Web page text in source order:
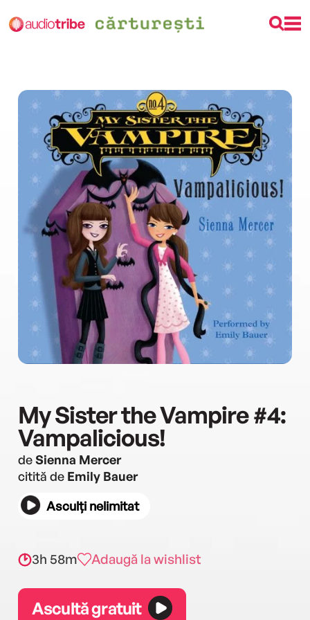
My Sister the Vampire #4:
Vampalicious!
deSienna Mercer
citită de Emily Bauer
Asculți nelimitat
3h 58m Adaugă la wishlist
Ascultă gratuit